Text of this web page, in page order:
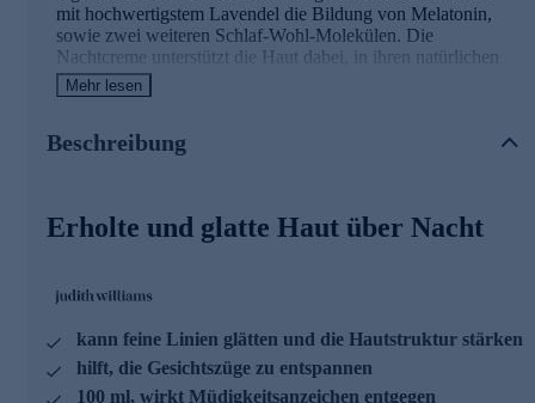
mit hochwertigstem Lavendel die Bildung von Melatonin,
sowie zwei weiteren Schlaf-Wohl-Molekülen. Die
Nachtcreme unterstützt die Haut dabei, in ihren natürlichen
Regenerationsrhythmus zurückzufinden, während Natural
Youth Proteins die Produktion von Kollagen und Fibrillin
Hautregeneration, fördert die Elastizität und Spannkraft und
Die Hauptinhaltsstoffe der Nachtcreme
Provence
Fördert die Hauterneuerung und -regeneration über
Nacht
Wirkt entspannend auf die Gesichtszüge
Mehr lesen
Beschreibung
Erholte und glatte Haut über Nacht
kann feine Linien glätten und die Hautstruktur stärken
hilft, die Gesichtszüge zu entspannen
100 ml, wirkt Müdigkeitsanzeichen entgegen